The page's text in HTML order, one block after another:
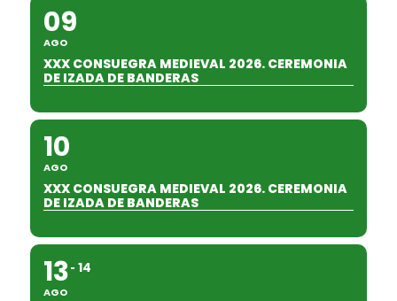
09
AGO
XXX CONSUEGRA MEDIEVAL 2026. CEREMONIA
DE IZADA DE BANDERAS
10
AGO
XXX CONSUEGRA MEDIEVAL 2026. CEREMONIA
DE IZADA DE BANDERAS
13
AGO
14